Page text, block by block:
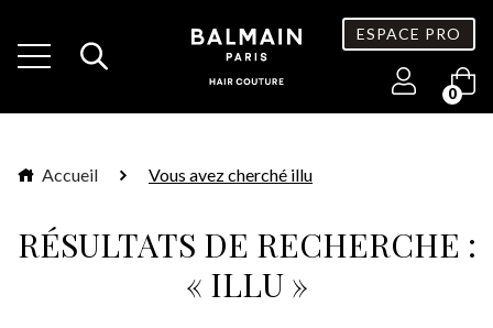
ESPACE PRO
0
Accueil Vous avez cherché illu
RÉSULTATS DE RECHERCHE :
« ILLU »